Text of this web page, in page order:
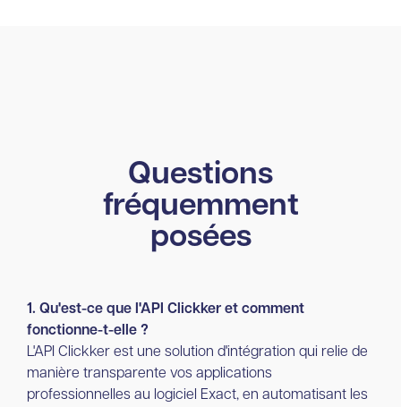
Questions
fréquemment
posées
1. Qu'est-ce que l'API Clickker et comment
fonctionne-t-elle ?
L'API Clickker est une solution d'intégration qui relie de
manière transparente vos applications
professionnelles au logiciel Exact, en automatisant les